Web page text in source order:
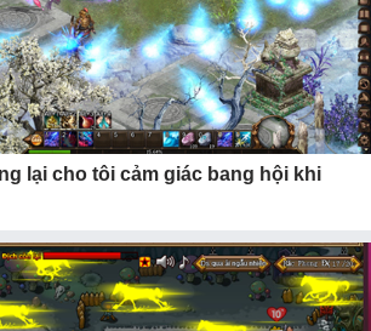
lại cho tôi cảm giác bang hội khi